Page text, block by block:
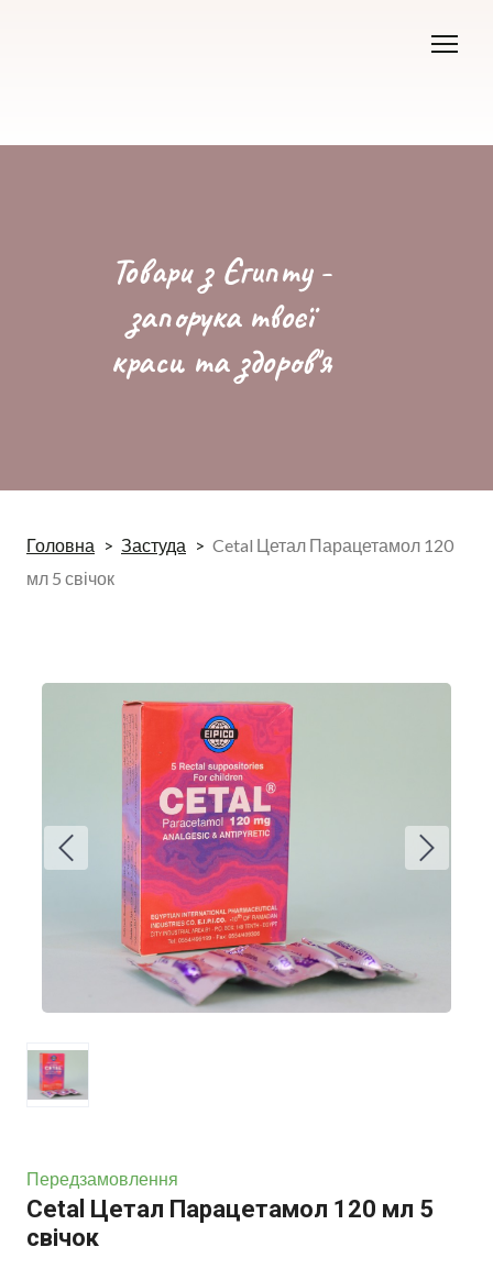
Товари з Єгипту -
запорука твоєї
краси та здоров'я
Головна Застуда
Cetal Цетал Парацетамол 120
мл 5 свічок
Передзамовлення
Cetal Цетал Парацетамол 120 мл 5
свічок